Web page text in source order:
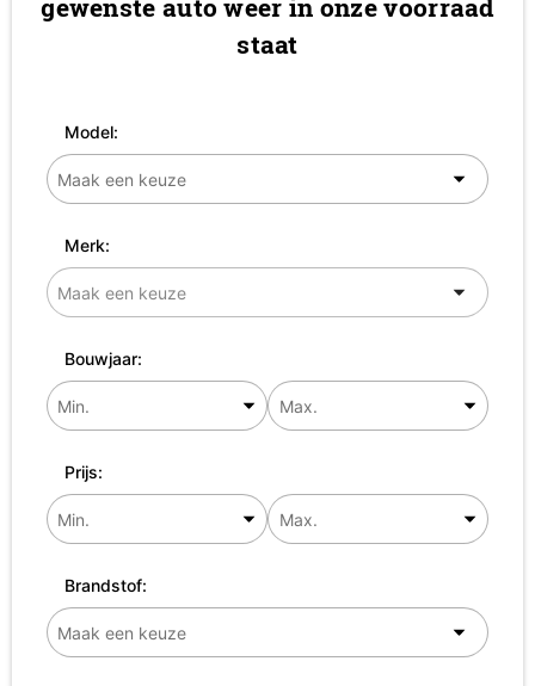
gewenste auto weer in onze voorraad
staat
Model:
Merk:
Bouwjaar:
Prijs:
Brandstof: